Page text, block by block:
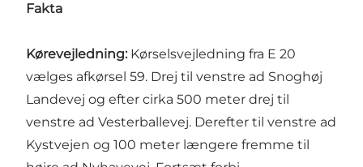
Fakta
Kørevejledning: Kørselsvejledning fra E 20
vælges afkørsel 59. Drej til venstre ad Snoghøj
Landevej og efter cirka 500 meter drej til
venstre ad Vesterballevej. Derefter til venstre ad
Kystvejen og 100 meter længere fremme til